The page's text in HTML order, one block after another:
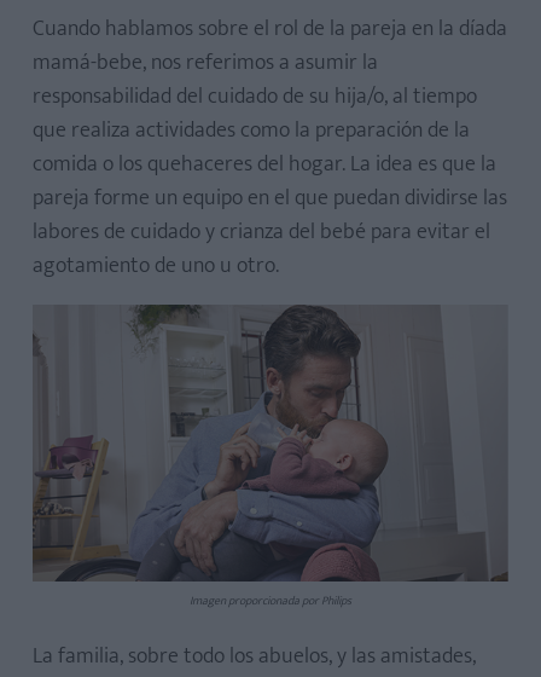
Cuando hablamos sobre el rol de la pareja en la díada
mamá-bebe, nos referimos a asumir la
responsabilidad del cuidado de su hija/o, al tiempo
que realiza actividades como la preparación de la
comida o los quehaceres del hogar. La idea es que la
pareja forme un equipo en el que puedan dividirse las
labores de cuidado y crianza del bebé para evitar el
agotamiento de uno u otro.
Imagen proporcionada por Philips
La familia, sobre todo los abuelos, y las amistades,